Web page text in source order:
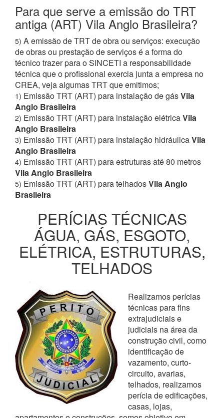
Para que serve a emissão do TRT
antiga (ART) Vila Anglo Brasileira?
5) A emissão de TRT de obra ou serviços: execução
de obras ou prestação de serviços é a forma do
técnico trazer para o SINCETI a responsabilidade
técnica que o profissional exercia junta a empresa no
CREA, veja algumas TRT que emitimos;
1) Emissão TRT (ART) para instalação de gásVila
Anglo Brasileira
2) Emissão TRT (ART) para instalação elétricaVila
Anglo Brasileira
3) Emissão TRT (ART) para instalação hidráulicaVila
Anglo Brasileira
4) Emissão TRT (ART) para estruturas até 80 metros
Vila Anglo Brasileira
5) Emissão TRT (ART) para telhadosVila Anglo
Brasileira
PERÍCIAS TÉCNICAS
ÁGUA, GÁS, ESGOTO,
ELÉTRICA, ESTRUTURAS,
TELHADOS
Realizamos perícias
técnicas para fins
extrajudiciais e
judiciais na área da
construção civil, como
identificação de
vazamento, curto-
circuito, avarias,
telhados, realizamos
perícia de edificações,
casas, lojas,